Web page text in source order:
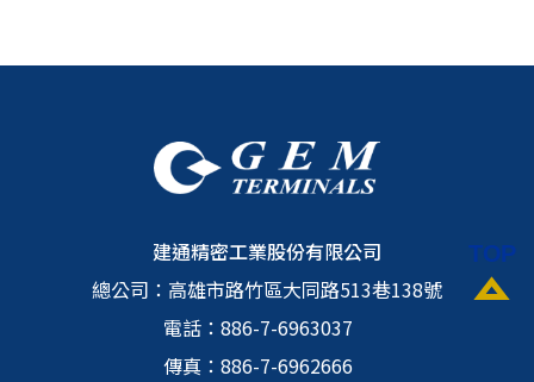
建通精密工業股份有限公司
總公司： 高雄市路竹區大同路513巷138號
電話： 886-7-6963037
傳真：886-7-6962666